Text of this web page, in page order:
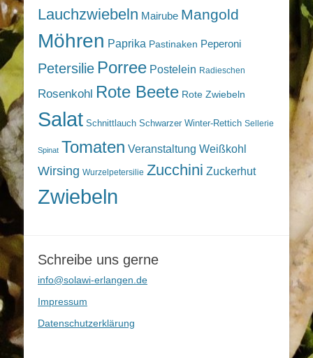
Lauchzwiebeln Mairube Mangold
Möhren Paprika Pastinaken Peperoni
Petersilie Porree Postelein Radieschen
Rosenkohl Rote Beete Rote Zwiebeln
Salat Schnittlauch Schwarzer Winter-Rettich Sellerie
Spinat Tomaten Veranstaltung Weißkohl
Wirsing Wurzelpetersilie Zucchini Zuckerhut
Zwiebeln
Schreibe uns gerne
info@solawi-erlangen.de
Impressum
Datenschutzerklärung